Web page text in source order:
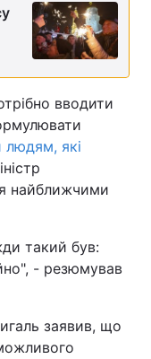
вводити
людям, які
найближчими
такий був:
- резюмував
заявив, що